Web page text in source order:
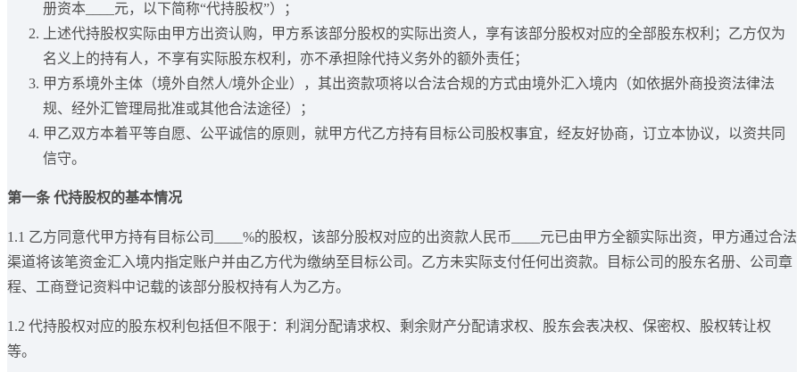
册资本____元，以下简称“代持股权”）；
上述代持股权实际由甲方出资认购，甲方系该部分股权的实际出资人，享有该部分股权对应的全部股东权利；乙方仅为
名义上的持有人，不享有实际股东权利，亦不承担除代持义务外的额外责任；
甲方系境外主体（境外自然人/境外企业），其出资款项将以合法合规的方式由境外汇入境内（如依据外商投资法律法
规、经外汇管理局批准或其他合法途径）；
甲乙双方本着平等自愿、公平诚信的原则，就甲方代乙方持有目标公司股权事宜，经友好协商，订立本协议，以资共同
信守。
第一条 代持股权的基本情况
1.1 乙方同意代甲方持有目标公司____%的股权，该部分股权对应的出资款人民币____元已由甲方全额实际出资，甲方通过合法
渠道将该笔资金汇入境内指定账户并由乙方代为缴纳至目标公司。乙方未实际支付任何出资款。目标公司的股东名册、公司章
程、工商登记资料中记载的该部分股权持有人为乙方。
1.2 代持股权对应的股东权利包括但不限于：利润分配请求权、剩余财产分配请求权、股东会表决权、保密权、股权转让权
等。